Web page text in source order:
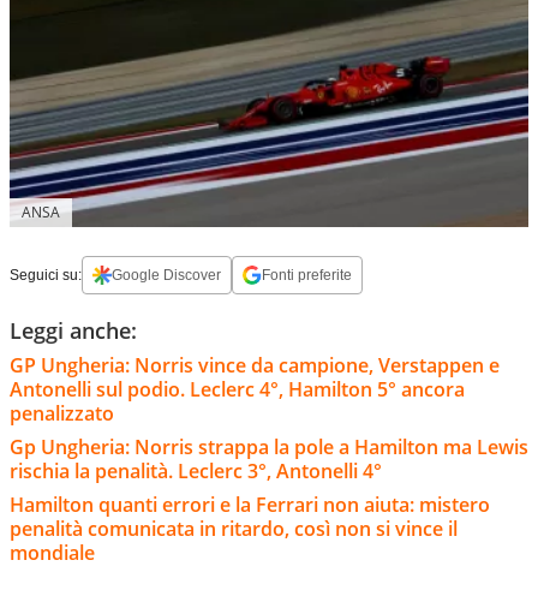
ANSA
Seguici su: Google Discover Fonti preferite
Leggi anche:
GP Ungheria: Norris vince da campione, Verstappen e
Antonelli sul podio. Leclerc 4°, Hamilton 5° ancora
penalizzato
Gp Ungheria: Norris strappa la pole a Hamilton ma Lewis
rischia la penalità. Leclerc 3°, Antonelli 4°
Hamilton quanti errori e la Ferrari non aiuta: mistero
penalità comunicata in ritardo, così non si vince il
mondiale